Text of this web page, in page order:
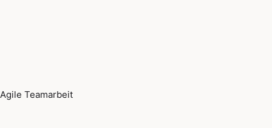
Agile Teamarbeit